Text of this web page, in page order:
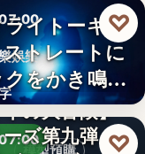
娛樂
イトーキ
トレートに
クをかき鳴ら
曲「余…
♡
模型預購
の大冒険】
ズ第九弾 ♡